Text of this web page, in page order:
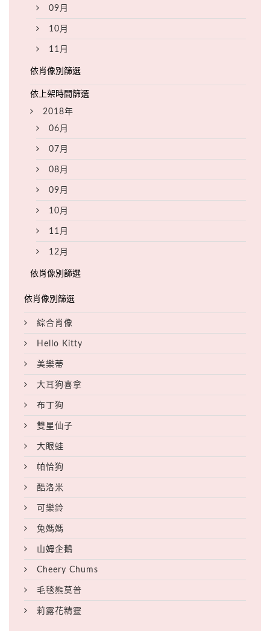
09月
10月
11月
2018年
06月
07月
08月
09月
10月
11月
12月
綜合肖像
Hello Kitty
美樂蒂
大耳狗喜拿
布丁狗
雙星仙子
大眼蛙
帕恰狗
酷洛米
可樂鈴
兔媽媽
山姆企鵝
Cheery Chums
毛毯熊莫普
莉露花精靈